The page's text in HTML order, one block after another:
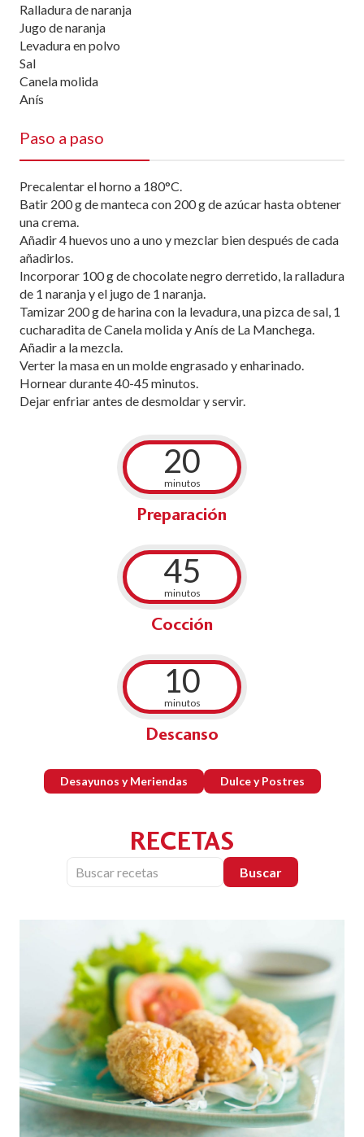
Ralladura de naranja
Jugo de naranja
Levadura en polvo
Sal
Canela molida
Anís
Paso a paso
Precalentar el horno a 180°C.
Batir 200 g de manteca con 200 g de azúcar hasta obtener
una crema.
Añadir 4 huevos uno a uno y mezclar bien después de cada
añadirlos.
Incorporar 100 g de chocolate negro derretido, la ralladura
de 1 naranja y el jugo de 1 naranja.
Tamizar 200 g de harina con la levadura, una pizca de sal, 1
cucharadita de Canela molida y Anís de La Manchega.
Añadir a la mezcla.
Verter la masa en un molde engrasado y enharinado.
Hornear durante 40-45 minutos.
Dejar enfriar antes de desmoldar y servir.
20
minutos
Preparación
45
minutos
Cocción
10
minutos
Descanso
Desayunos y Meriendas Dulce y Postres
RECETAS
Buscar